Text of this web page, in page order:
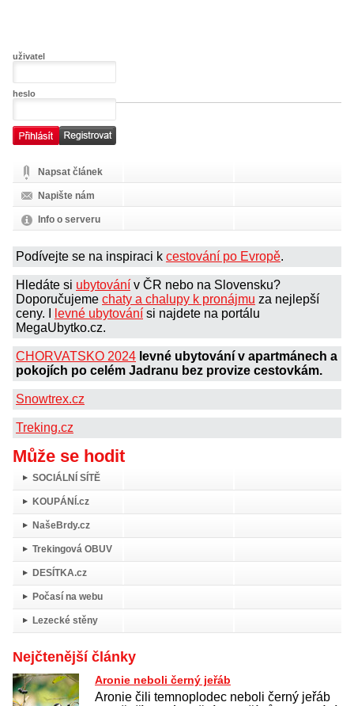
uživatel
heslo
Napsat článek
Napište nám
Info o serveru
Podívejte se na inspiraci k cestování po Evropě.
Hledáte si ubytování v ČR nebo na Slovensku?
Doporučujeme chaty a chalupy k pronájmu za nejlepší
ceny. I
levné ubytování si najdete na portálu
MegaUbytko.cz.
CHORVATSKO 2024 levné ubytování v apartmánech a
pokojích po celém Jadranu bez provize cestovkám.
Snowtrex.cz
Treking.cz
Může se hodit
SOCIÁLNÍ SÍTĚ
KOUPÁNÍ.cz
NašeBrdy.cz
Trekingová OBUV
DESÍTKA.cz
Počasí na webu
Lezecké stěny
Nejčtenější články
Aronie neboli černý jeřáb
Aronie čili temnoplodec neboli černý jeřáb